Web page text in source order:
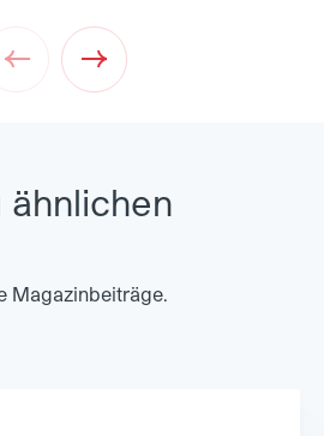
Next
ähnlichen
Magazinbeiträge.